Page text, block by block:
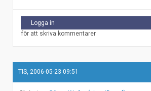
Logga in
för att skriva kommentarer
TIS, 2006-05-23 09:51